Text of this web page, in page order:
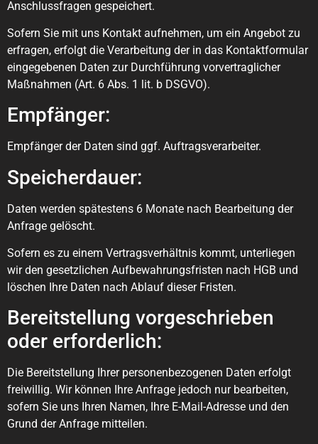
Anschlussfragen gespeichert.
Sofern Sie mit uns Kontakt aufnehmen, um ein Angebot zu
erfragen, erfolgt die Verarbeitung der in das Kontaktformular
eingegebenen Daten zur Durchführung vorvertraglicher
Maßnahmen (Art. 6 Abs. 1 lit. b DSGVO).
Empfänger:
Empfänger der Daten sind ggf. Auftragsverarbeiter.
Speicherdauer:
Daten werden spätestens 6 Monate nach Bearbeitung der
Anfrage gelöscht.
Sofern es zu einem Vertragsverhältnis kommt, unterliegen
wir den gesetzlichen Aufbewahrungsfristen nach HGB und
löschen Ihre Daten nach Ablauf dieser Fristen.
Bereitstellung vorgeschrieben
oder erforderlich:
Die Bereitstellung Ihrer personenbezogenen Daten erfolgt
freiwillig. Wir können Ihre Anfrage jedoch nur bearbeiten,
sofern Sie uns Ihren Namen, Ihre E-Mail-Adresse und den
Grund der Anfrage mitteilen.